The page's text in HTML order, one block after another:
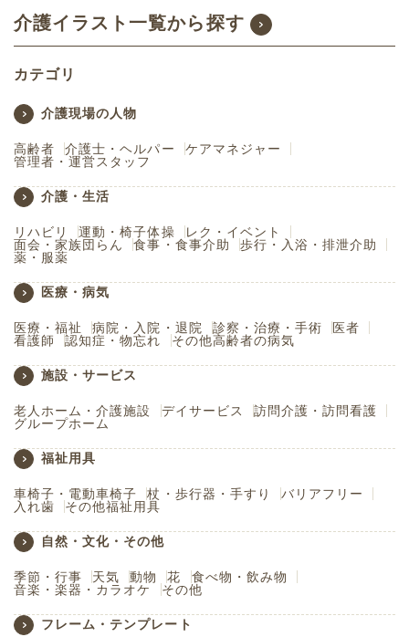
介護イラスト一覧から探す
カテゴリ
介護現場の人物
高齢者 介護士・ヘルパー
ケアマネジャー
管理者・運営スタッフ
介護・生活
リハビリ 運動・椅子体操
レク・イベント
面会・家族団らん
食事・食事介助
歩行・入浴・排泄介助
薬・服薬
医療・病気
医療・福祉 病院・入院・退院 診察・治療・手術
医者
看護師
認知症・物忘れ その他高齢者の病気
施設・サービス
老人ホーム・介護施設 デイサービス
訪問介護・訪問看護
グループホーム
福祉用具
車椅子・電動車椅子 杖・歩行器・手すり
バリアフリー
入れ歯
その他福祉用具
自然・文化・その他
季節・行事 天気 動物 花
食べ物・飲み物
音楽・楽器・カラオケ
その他
フレーム・テンプレート